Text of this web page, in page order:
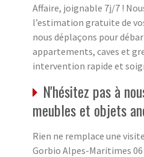
Affaire, joignable 7j/7 !
l’estimation gratuite de
nous déplaçons pour
appartements, caves et
intervention rapide et
N'hésitez pas à
meubles et objets
Rien ne remplace une
Gorbio Alpes-Maritimes